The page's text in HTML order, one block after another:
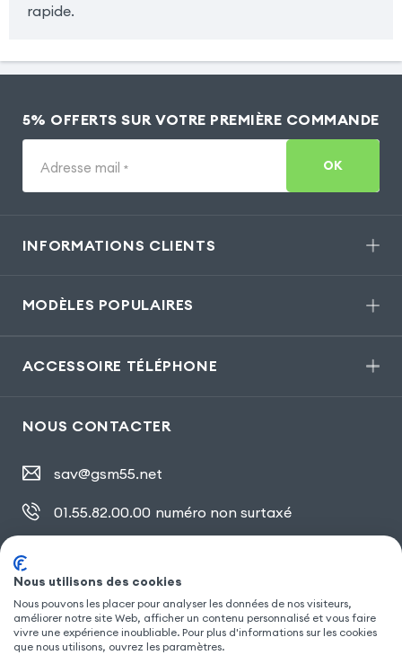
rapide.
5% OFFERTS SUR VOTRE PREMIÈRE COMMANDE
Adresse mail * OK
INFORMATIONS CLIENTS
MODÈLES POPULAIRES
ACCESSOIRE TÉLÉPHONE
NOUS CONTACTER
sav@gsm55.net
01.55.82.00.00 numéro non surtaxé
SUIVEZ NOUS
Nous utilisons des cookies
Nous pouvons les placer pour analyser les données de nos visiteurs,
améliorer notre site Web, afficher un contenu personnalisé et vous faire
vivre une expérience inoubliable. Pour plus d'informations sur les cookies
que nous utilisons, ouvrez les paramètres.